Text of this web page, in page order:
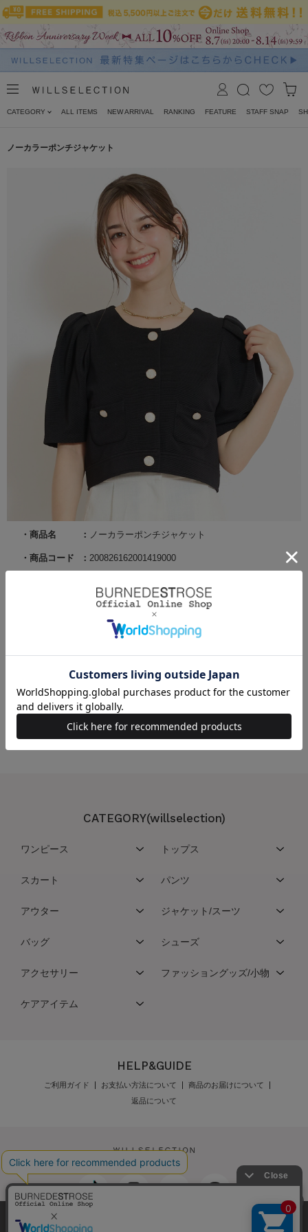
CATEGORY ALL ITEMS NEW ARRIVAL RANKING FEATURE STAFF SNAP
ノーカラーポンチジャケット
商品名 ノーカラーポンチジャケット
商品コード 200826162001419000
ブラック
この商品を取り扱っている店舗
こちらの商品は取扱い店舗一覧サービスを停止させていただいております
CATEGORY(willselection)
ワンピース トップス
スカート パンツ
アウター ジャケット/スーツ
バッグ シューズ
アクセサリー ファッショングッズ/小物
ケアアイテム
HELP&GUIDE
ご利用ガイド お支払い方法について
商品のお届けについて
返品について
弊社はCookieを利用し、Webの利便性向上に努め
最新の在庫数は店舗へお電話下さい